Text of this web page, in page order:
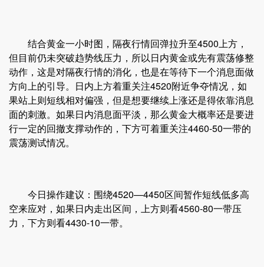
结合黄金一小时图，隔夜行情回弹拉升至4500上方，
但目前仍未突破趋势线压力，所以日内黄金或先有震荡修整
动作，这是对隔夜行情的消化，也是在等待下一个消息面做
方向上的引导。日内上方着重关注4520附近争夺情况，如
果站上则短线相对偏强，但是想要继续上涨还是得依靠消息
面的刺激。如果日内消息面平淡，那么黄金大概率还是要进
行一定的回撤支撑动作的，下方可着重关注4460-50一带的
震荡测试情况。
今日操作建议：围绕4520—4450区间暂作短线低多高
空来应对，如果日内走出区间，上方则看4560-80一带压
力，下方则看4430-10一带。